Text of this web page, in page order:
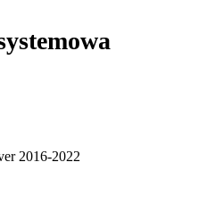
2016-2022